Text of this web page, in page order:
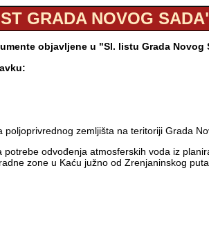
GRADA NOVOG
objavljene u "Sl. listu Grada
zemljišta na teritoriji Grada
potrebe odvođenja atmosferskih voda iz
zone u Kaću južno od Zrenjaninskog